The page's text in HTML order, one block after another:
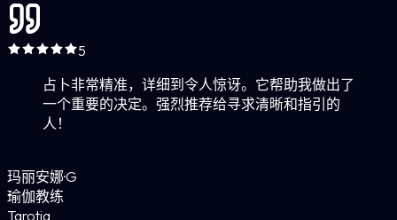
5
占卜非常精准，详细到令人惊讶。它帮助我做出了
一个重要的决定。强烈推荐给寻求清晰和指引的
人！
玛丽安娜·G
瑜伽教练
Tarotia